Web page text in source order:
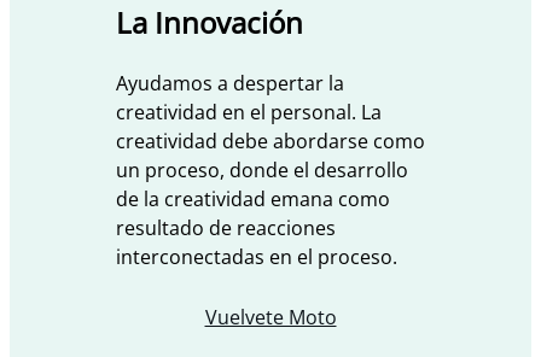
La Innovación
Ayudamos a despertar la
creatividad en el personal. La
creatividad debe abordarse como
un proceso, donde el desarrollo
de la creatividad emana como
resultado de reacciones
interconectadas en el proceso.
Vuelvete Moto